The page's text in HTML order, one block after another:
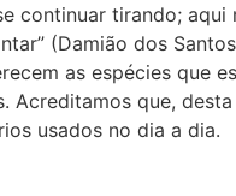
continuar tirando;
(Damião dos
as espécies que
que,
usados no dia a dia.